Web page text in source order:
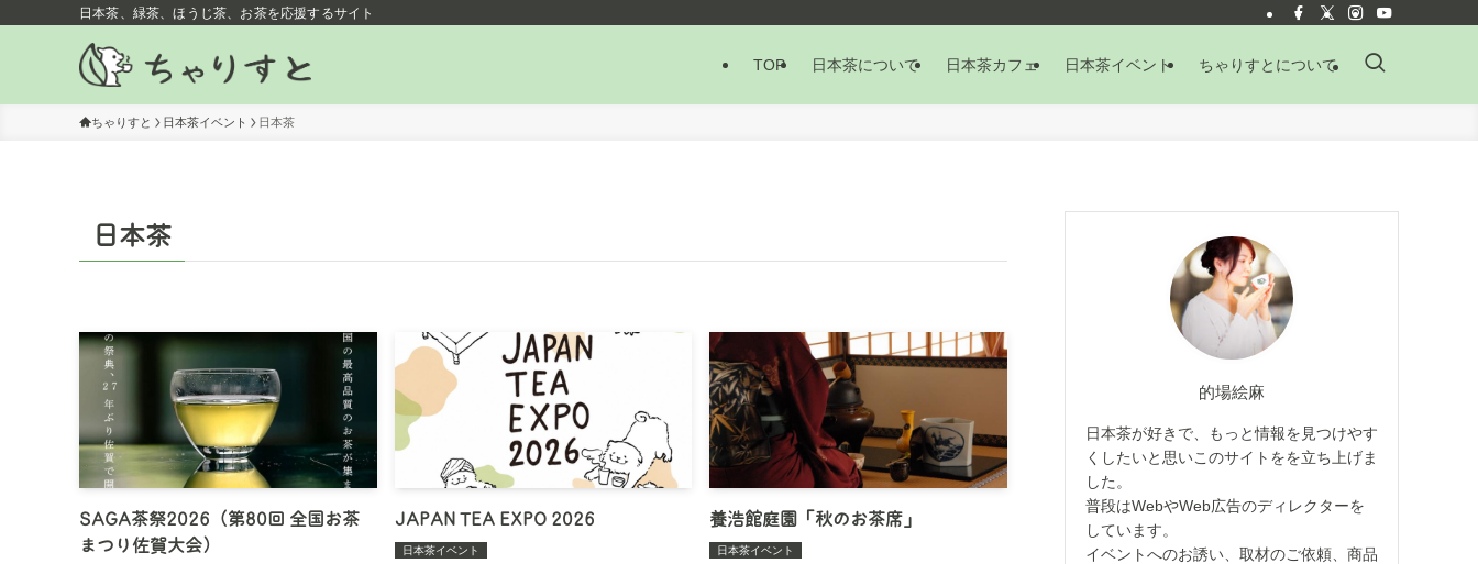
日本茶、緑茶、ほうじ茶、お茶を応援するサイト
TOP 日本茶について 日本茶カフェ 日本茶イベント ちゃりすとについて
ちゃりすと 日本茶イベント 日本茶
日本茶
SAGA茶祭2026（第80回 全国お茶
まつり佐賀大会）
JAPAN TEA EXPO 2026
日本茶イベント
養浩館庭園「秋のお茶席」
日本茶イベント
的場絵麻
日本茶が好きで、もっと情報を見つけやす
くしたいと思いこのサイトをを立ち上げま
した。
普段はWebやWeb広告のディレクターを
しています。
イベントへのお誘い、取材のご依頼、商品